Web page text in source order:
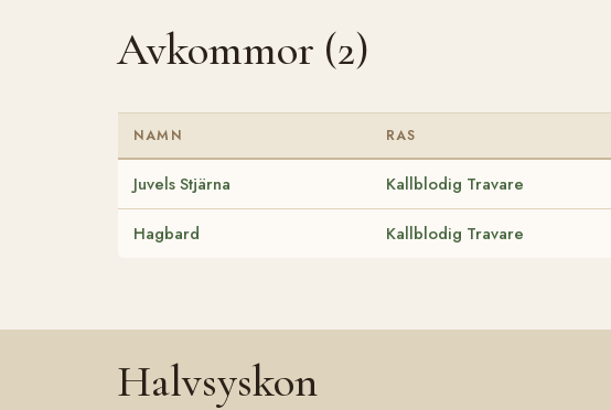
Avkommor (2)
NAMN RAS
Juvels Stjärna Kallblodig Travare
Hagbard Kallblodig Travare
Halvsyskon